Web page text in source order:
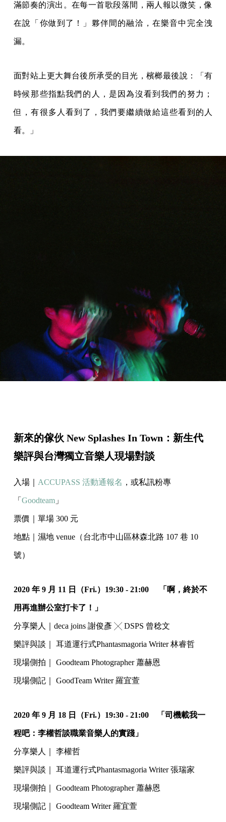
滿節奏的演出。在每一首歌段落間，兩人報以微笑，像
在說「你做到了！」夥伴間的融洽，在樂音中完全洩
漏。
面對站上更大舞台後所承受的目光，檳榔最後說：「有
時候那些指點我們的人，是因為沒看到我們的努力；
但，有很多人看到了，我們要繼續做給這些看到的人
看。」
新來的傢伙 New Splashes In Town：新生代
樂評與台灣獨立音樂人現場對談
入場｜ ACCUPASS 活動通報名 ，或私訊粉專
「 Goodteam 」
票價｜單場 300 元
地點｜濕地 venue（台北市中山區林森北路 107 巷 10
號）
2020 年 9 月 11 日（Fri.）19:30 - 21:00 「啊，終於不
用再進辦公室打卡了！」
分享樂人｜deca joins 謝俊彥 ╳ DSPS 曾稔文
樂評與談｜ 耳道運行式Phantasmagoria Writer 林睿哲
現場側拍｜ Goodteam Photographer 蕭赫恩
現場側記｜ GoodTeam Writer 羅宜萱
2020 年 9 月 18 日（Fri.）19:30 - 21:00 「司機載我一
程吧：李權哲談職業音樂人的實踐」
分享樂人｜ 李權哲
樂評與談｜ 耳道運行式Phantasmagoria Writer 張瑞家
現場側拍｜ Goodteam Photographer 蕭赫恩
現場側記｜ Goodteam Writer 羅宜萱